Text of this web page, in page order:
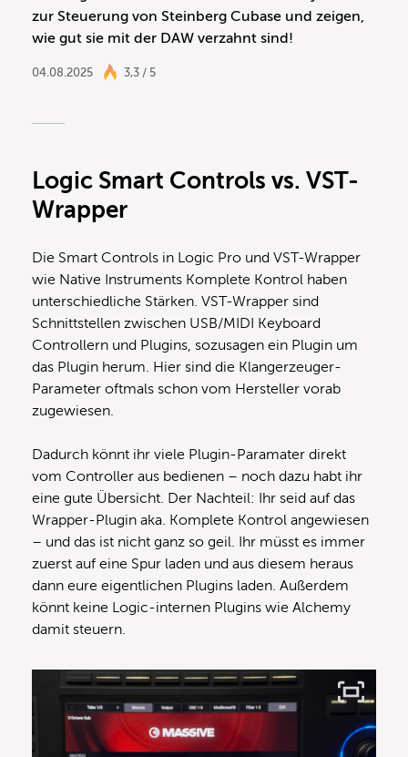
zur Steuerung von Steinberg Cubase und zeigen,
wie gut sie mit der DAW verzahnt sind!
04.08.2025 3,3 / 5
Logic Smart Controls vs. VST-
Wrapper
Die Smart Controls in Logic Pro und VST-Wrapper
wie Native Instruments Komplete Kontrol haben
unterschiedliche Stärken. VST-Wrapper sind
Schnittstellen zwischen USB/MIDI Keyboard
Controllern und Plugins, sozusagen ein Plugin um
das Plugin herum. Hier sind die Klangerzeuger-
Parameter oftmals schon vom Hersteller vorab
zugewiesen.
Dadurch könnt ihr viele Plugin-Paramater direkt
vom Controller aus bedienen – noch dazu habt ihr
eine gute Übersicht. Der Nachteil: Ihr seid auf das
Wrapper-Plugin aka. Komplete Kontrol angewiesen
– und das ist nicht ganz so geil. Ihr müsst es immer
zuerst auf eine Spur laden und aus diesem heraus
dann eure eigentlichen Plugins laden. Außerdem
könnt keine Logic-internen Plugins wie Alchemy
damit steuern.